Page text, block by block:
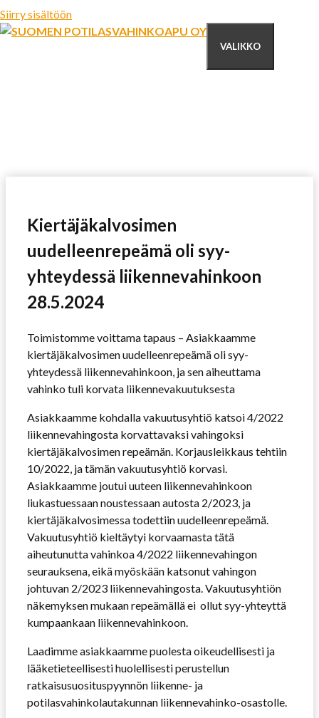
Siirry sisältöön
VALIKKO
Kiertäjäkalvosimen
uudelleenrepeämä oli syy-
yhteydessä liikennevahinkoon
28.5.2024
Toimistomme voittama tapaus – Asiakkaamme
kiertäjäkalvosimen uudelleenrepeämä oli syy-
yhteydessä liikennevahinkoon, ja sen aiheuttama
vahinko tuli korvata liikennevakuutuksesta
Asiakkaamme kohdalla vakuutusyhtiö katsoi 4/2022
liikennevahingosta korvattavaksi vahingoksi
kiertäjäkalvosimen repeämän. Korjausleikkaus tehtiin
10/2022, ja tämän vakuutusyhtiö korvasi.
Asiakkaamme joutui uuteen liikennevahinkoon
liukastuessaan noustessaan autosta 2/2023, ja
kiertäjäkalvosimessa todettiin uudelleenrepeämä.
Vakuutusyhtiö kieltäytyi korvaamasta tätä
aiheutunutta vahinkoa 4/2022 liikennevahingon
seurauksena, eikä myöskään katsonut vahingon
johtuvan 2/2023 liikennevahingosta. Vakuutusyhtiön
näkemyksen mukaan repeämällä ei ollut syy-yhteyttä
kumpaankaan liikennevahinkoon.
Laadimme asiakkaamme puolesta oikeudellisesti ja
lääketieteellisesti huolellisesti perustellun
ratkaisusuosituspyynnön liikenne- ja
potilasvahinkolautakunnan liikennevahinko-osastolle.